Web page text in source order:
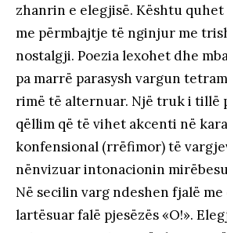
zhanrin e elegjisë. Kështu
me përmbajtje të nginjur me
nostalgji. Poezia lexohet dhe
pa marrë parasysh vargun
rimë të alternuar. Një truk i tillë
qëllim që të vihet akcenti në
konfensional (rrëfimor) të
nënvizuar intonacionin
Në secilin varg ndeshen fjalë
lartësuar falë pjesëzës «O!».